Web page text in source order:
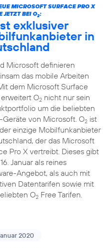
MICROSOFT SURFACE PRO X
JETZT BEI O2:
exklusiver
in
Microsoft definieren
das mobile Arbeiten
dem Microsoft Surface
O2nicht nur sein
um die beliebten
Geräte von Microsoft. O2ist
einzige Mobilfunkanbieter
der das Microsoft
Pro X vertreibt. Dieses gibt
Januar als reines
Angebot, als auch mit
Datentarifen sowie mit
O2Free Tarifen.
2020